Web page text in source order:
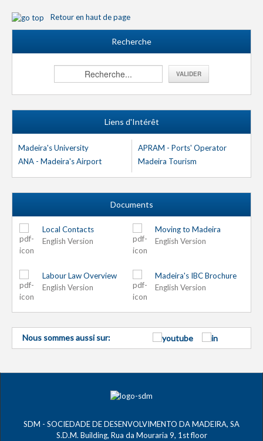
Retour en haut de page
Recherche
Liens d'Intérêt
Madeira's University
ANA - Madeira's Airport
APRAM - Ports' Operator
Madeira Tourism
Documents
Local Contacts
English Version
Moving to Madeira
English Version
Labour Law Overview
English Version
Madeira's IBC Brochure
English Version
Nous sommes aussi sur:
SDM - SOCIEDADE DE DESENVOLVIMENTO DA MADEIRA, SA
S.D.M. Building, Rua da Mouraria 9, 1st floor